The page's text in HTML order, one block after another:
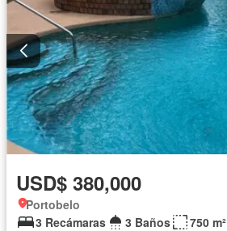
USD$ 380,000
Portobelo
3 Recámaras
3 Baños 750 m²